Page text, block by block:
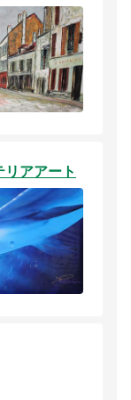
リアアート